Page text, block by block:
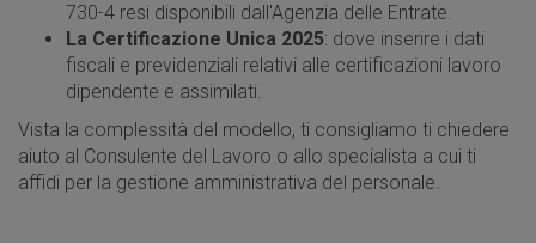
730-4 resi disponibili dall'Agenzia delle Entrate.
La Certificazione Unica 2025: dove inserire i dati
fiscali e previdenziali relativi alle certificazioni lavoro
dipendente e assimilati.
Vista la complessità del modello, ti consigliamo ti chiedere
aiuto al Consulente del Lavoro o allo specialista a cui ti
affidi per la gestione amministrativa del personale.